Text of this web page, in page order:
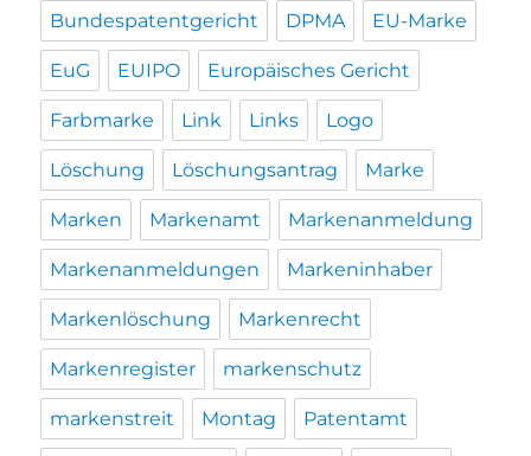
Bundespatentgericht DPMA EU-Marke
EuG EUIPO Europäisches Gericht
Farbmarke Link Links Logo
Löschung Löschungsantrag Marke
Marken Markenamt Markenanmeldung
Markenanmeldungen Markeninhaber
Markenlöschung Markenrecht
Markenregister markenschutz
markenstreit Montag Patentamt